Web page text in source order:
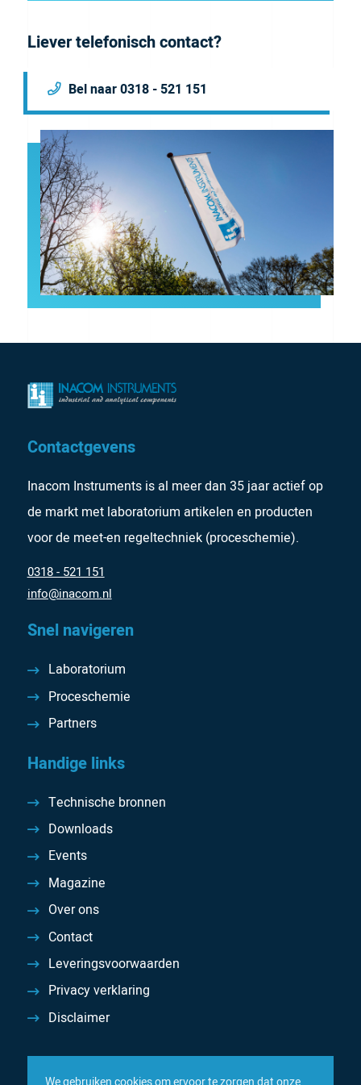
Liever telefonisch contact?
Bel naar 0318 - 521 151
Contactgevens
Inacom Instruments is al meer dan 35 jaar actief op
de markt met laboratorium artikelen en producten
voor de meet-en regeltechniek (proceschemie).
0318 - 521 151
info@inacom.nl
Snel navigeren
Laboratorium
Proceschemie
Partners
Handige links
Technische bronnen
Downloads
Events
Magazine
Over ons
Contact
Leveringsvoorwaarden
Privacy verklaring
Disclaimer